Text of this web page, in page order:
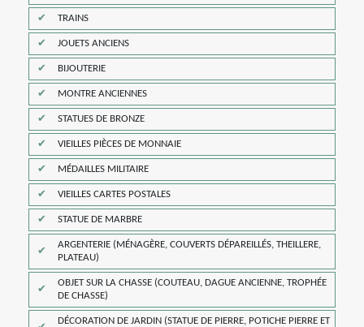
TRAINS
JOUETS ANCIENS
BIJOUTERIE
MONTRE ANCIENNES
STATUES DE BRONZE
VIEILLES PIÈCES DE MONNAIE
MÉDAILLES MILITAIRE
VIEILLES CARTES POSTALES
STATUE DE MARBRE
ARGENTERIE (MÉNAGÈRE, COUVERTS DÉPAREILLÉS, THEILLERE,
PLATEAU)
OBJET SUR LA CHASSE (COUTEAU, DAGUE ANCIENNE, TROPHÉE
DE CHASSE)
DÉCORATION DE JARDIN (STATUE DE PIERRE, POTICHE PIERRE ET